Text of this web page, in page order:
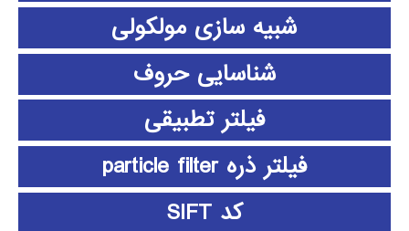
شبیه سازی مولکولی
شناسایی حروف
فیلتر تطبیقی
فیلتر ذره particle filter
کد SIFT